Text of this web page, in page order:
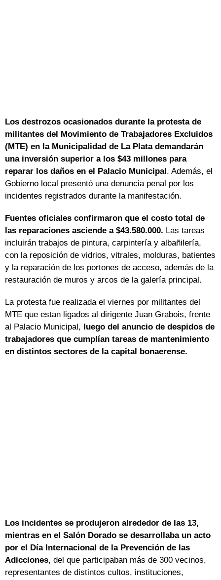
Los destrozos ocasionados durante la protesta de
militantes del Movimiento de Trabajadores Excluidos
(MTE) en la Municipalidad de La Plata demandarán
una inversión superior a los $43 millones para
reparar los daños en el Palacio Municipal. Además, el
Gobierno local presentó una denuncia penal por los
incidentes registrados durante la manifestación.
Fuentes oficiales confirmaron que el costo total de
las reparaciones asciende a $43.580.000. Las tareas
incluirán trabajos de pintura, carpintería y albañilería,
con la reposición de vidrios, vitrales, molduras, batientes
y la reparación de los portones de acceso, además de la
restauración de muros y arcos de la galería principal.
La protesta fue realizada el viernes por militantes del
MTE que estan ligados al dirigente Juan Grabois, frente
al Palacio Municipal, luego del anuncio de despidos de
trabajadores que cumplían tareas de mantenimiento
en distintos sectores de la capital bonaerense.
Los incidentes se produjeron alrededor de las 13,
mientras en el Salón Dorado se desarrollaba un acto
por el Día Internacional de la Prevención de las
Adicciones, del que participaban más de 300 vecinos,
representantes de distintos cultos, instituciones,